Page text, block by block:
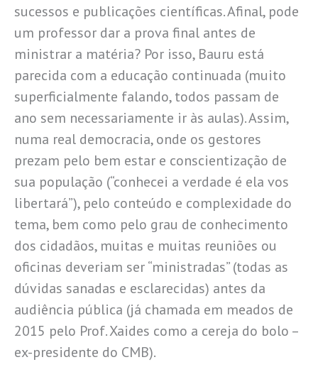
sucessos e publicações científicas. Afinal, pode
um professor dar a prova final antes de
ministrar a matéria? Por isso, Bauru está
parecida com a educação continuada (muito
superficialmente falando, todos passam de
ano sem necessariamente ir às aulas). Assim,
numa real democracia, onde os gestores
prezam pelo bem estar e conscientização de
sua população (“conhecei a verdade é ela vos
libertará”), pelo conteúdo e complexidade do
tema, bem como pelo grau de conhecimento
dos cidadãos, muitas e muitas reuniões ou
oficinas deveriam ser “ministradas” (todas as
dúvidas sanadas e esclarecidas) antes da
audiência pública (já chamada em meados de
2015 pelo Prof. Xaides como a cereja do bolo –
ex-presidente do CMB).